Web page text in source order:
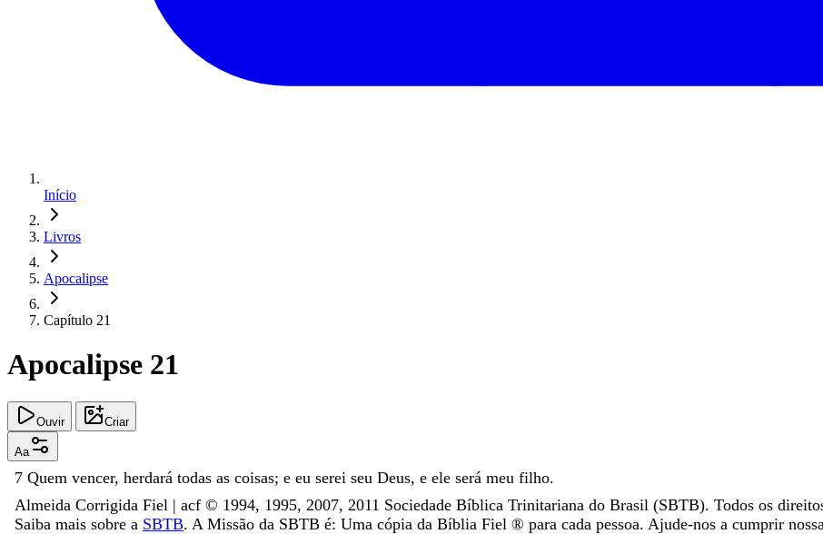
Início
Livros
Apocalipse
Capítulo 21
Apocalipse 21
Ouvir Criar
Aa
7 Quem vencer, herdará todas as coisas; e eu serei seu Deus, e ele será meu filho.
Almeida Corrigida Fiel | acf ©️ 1994, 1995, 2007, 2011 Sociedade Bíblica Trinitariana do Brasil (SBTB). Todos os
Saiba mais sobre a SBTB. A Missão da SBTB é: Uma cópia da Bíblia Fiel ®️ para cada pessoa. Ajude-nos a cumprir